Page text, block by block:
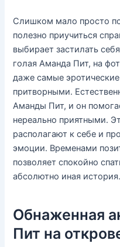
Слишком мало просто
полезно приучиться
выбирает застилать
голая Аманда Пит, на
даже самые
притворными.
Аманды Пит, и он
нереально приятными.
располагают к себе и
эмоции. Временами
позволяет спокойно
абсолютно иная
Обнаженная
Пит на